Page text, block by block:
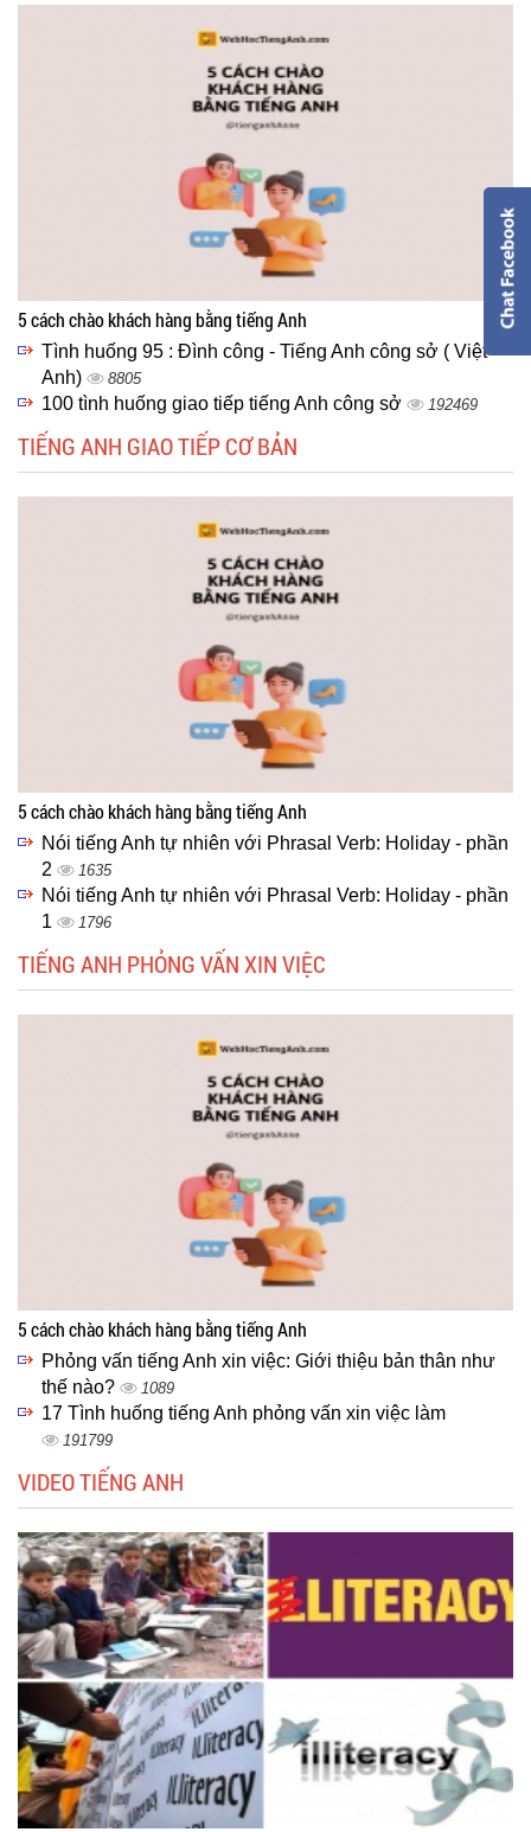
5 cách chào khách hàng bằng tiếng Anh
Tình huống 95 : Đình công - Tiếng Anh công sở ( Việt -
Anh)
8805
100 tình huống giao tiếp tiếng Anh công sở 192469
TIẾNG ANH GIAO TIẾP CƠ BẢN
5 cách chào khách hàng bằng tiếng Anh
Nói tiếng Anh tự nhiên với Phrasal Verb: Holiday - phần
2
1635
Nói tiếng Anh tự nhiên với Phrasal Verb: Holiday - phần
1
1796
TIẾNG ANH PHỎNG VẤN XIN VIỆC
5 cách chào khách hàng bằng tiếng Anh
Phỏng vấn tiếng Anh xin việc: Giới thiệu bản thân như
thế nào?
1089
17 Tình huống tiếng Anh phỏng vấn xin việc làm
191799
VIDEO TIẾNG ANH